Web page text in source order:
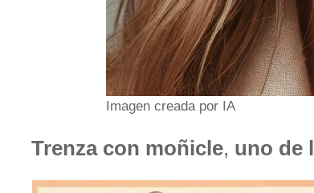
Imagen creada por IA
Trenza con moñicle, uno de